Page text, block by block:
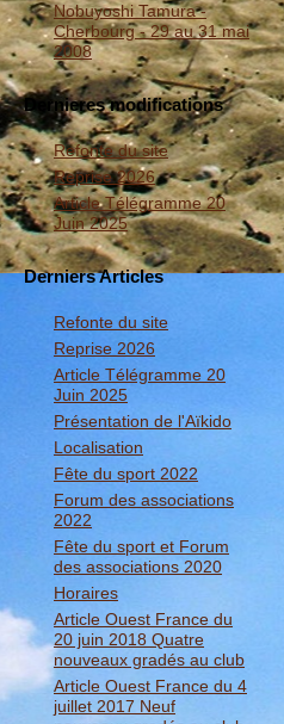
Nobuyoshi Tamura -
Cherbourg - 29 au 31 mai
2008
Dernieres modifications
Refonte du site
Reprise 2026
Article Télégramme 20
Juin 2025
Derniers Articles
Refonte du site
Reprise 2026
Article Télégramme 20
Juin 2025
Présentation de l'Aïkido
Localisation
Fête du sport 2022
Forum des associations
2022
Fête du sport et Forum
des associations 2020
Horaires
Article Ouest France du
20 juin 2018 Quatre
nouveaux gradés au club
Article Ouest France du 4
juillet 2017 Neuf